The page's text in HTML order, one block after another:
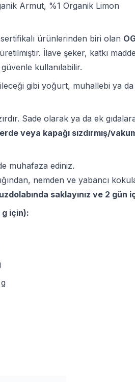
Armut, %1 Organik Limon
ürünlerinden biri olan
İlave şeker, katkı
kullanılabilir.
gibi yoğurt, muhallebi ya
Sade olarak ya da ek
veya kapağı sızdırmış/
muhafaza ediniz.
nemden ve yabancı
saklayınız ve 2 gün
g için):